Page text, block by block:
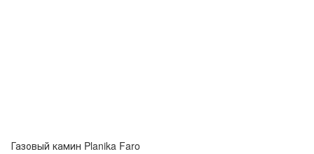
Газовый камин Planika Faro